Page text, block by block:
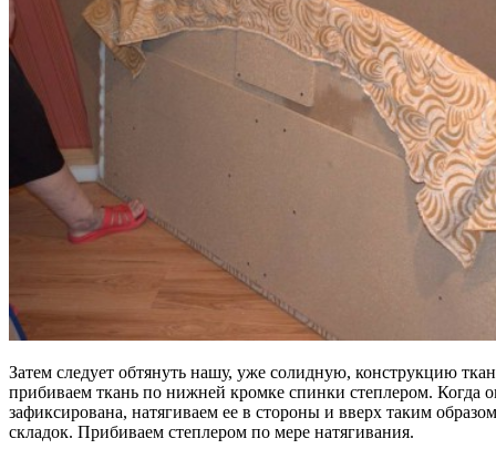
Затем следует обтянуть нашу, уже солидную, конструкцию
прибиваем ткань по нижней кромке спинки степлером. Когда
зафиксирована, натягиваем ее в стороны и вверх таким
складок. Прибиваем степлером по мере натягивания.